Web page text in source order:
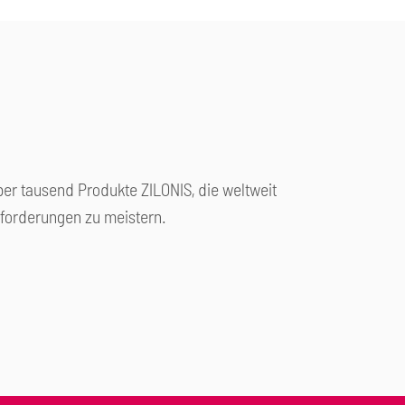
tausend Produkte ZILONIS, die weltweit
zu meistern.